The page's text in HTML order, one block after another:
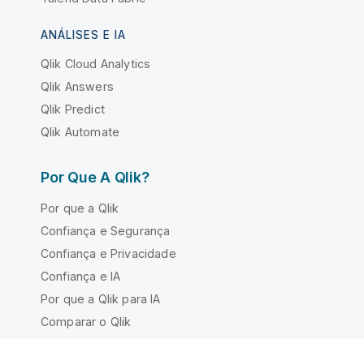
ANÁLISES E IA
Qlik Cloud Analytics
Qlik Answers
Qlik Predict
Qlik Automate
Por Que A Qlik?
Por que a Qlik
Confiança e Segurança
Confiança e Privacidade
Confiança e IA
Por que a Qlik para IA
Comparar o Qlik